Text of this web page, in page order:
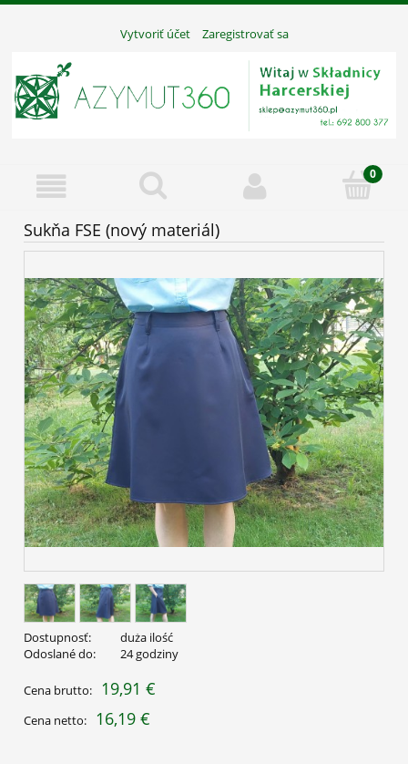
Vytvoriť účet Zaregistrovať sa
Sukňa FSE (nový materiál)
Dostupnosť:
duża ilość
Odoslané do:
24 godziny
Cena brutto: 19,91 €
Cena netto: 16,19 €